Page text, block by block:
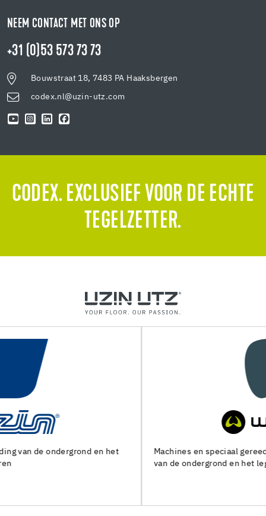
NEEM CONTACT MET ONS OP
+31 (0)53 573 73 73
Bouwstraat 18, 7483 PA Haaksbergen
codex.nl@uzin-utz.com
CODEX. EXCLUSIEF VOOR DE ECHTE
TEGELZETTER.
Machines en speciaal gereedschap voor de voorbereiding
van de ondergrond en het leggen van alle soorten bedekking